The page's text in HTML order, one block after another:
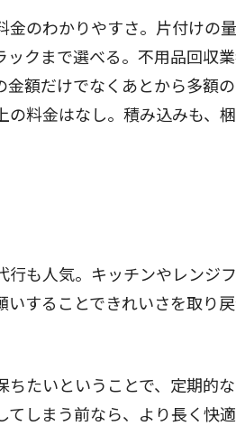
のわかりやすさ。片付けの
クまで選べる。不用品回収
額だけでなくあとから多額
料金はなし。積み込みも、
も人気。キッチンやレンジ
することできれいさを取り
たいということで、定期的
てしまう前なら、より長く快